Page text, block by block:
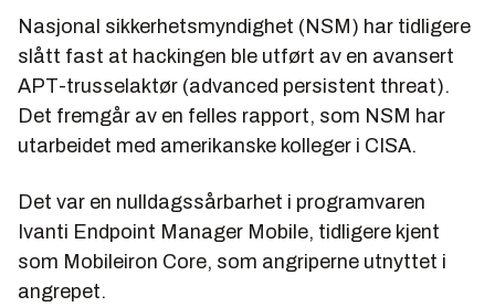
Nasjonal sikkerhetsmyndighet (NSM) har tidligere
slått fast at hackingen ble utført av en avansert
APT-trusselaktør (advanced persistent threat).
Det fremgår av en felles rapport, som NSM har
utarbeidet med amerikanske kolleger i CISA.
Det var en nulldagssårbarhet i programvaren
Ivanti Endpoint Manager Mobile, tidligere kjent
som Mobileiron Core, som angriperne utnyttet i
angrepet.